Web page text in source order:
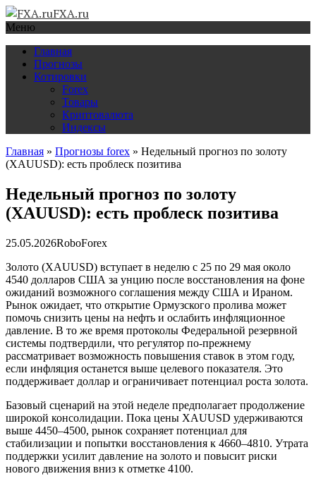
FXA.ru
Меню
Главная
Прогнозы
Котировки
Forex
Товары
Криптовалюта
Индексы
Главная » Прогнозы forex » Недельный прогноз по золоту
(XAUUSD): есть проблеск позитива
Недельный прогноз по золоту
(XAUUSD): есть проблеск позитива
25.05.2026RoboForex
Золото (XAUUSD) вступает в неделю с 25 по 29 мая около
4540 долларов США за унцию после восстановления на фоне
ожиданий возможного соглашения между США и Ираном.
Рынок ожидает, что открытие Ормузского пролива может
помочь снизить цены на нефть и ослабить инфляционное
давление. В то же время протоколы Федеральной резервной
системы подтвердили, что регулятор по-прежнему
рассматривает возможность повышения ставок в этом году,
если инфляция останется выше целевого показателя. Это
поддерживает доллар и ограничивает потенциал роста золота.
Базовый сценарий на этой неделе предполагает продолжение
широкой консолидации. Пока цены XAUUSD удерживаются
выше 4450–4500, рынок сохраняет потенциал для
стабилизации и попытки восстановления к 4660–4810. Утрата
поддержки усилит давление на золото и повысит риски
нового движения вниз к отметке 4100.